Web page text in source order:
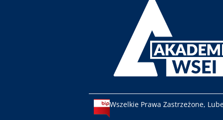
Wszelkie Prawa Zastrzeżone,